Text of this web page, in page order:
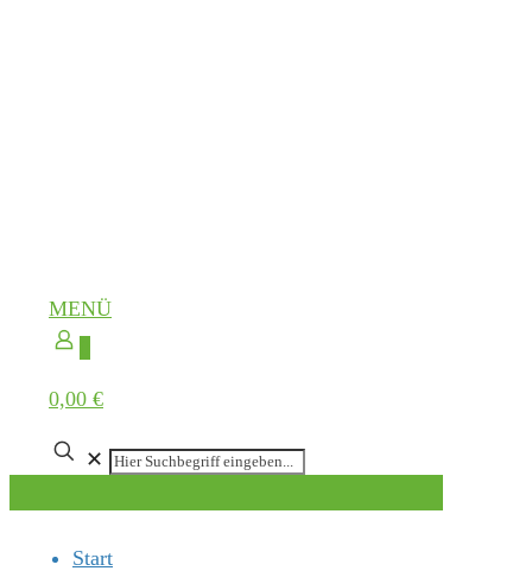
MENÜ
0,00 €
✕
Start